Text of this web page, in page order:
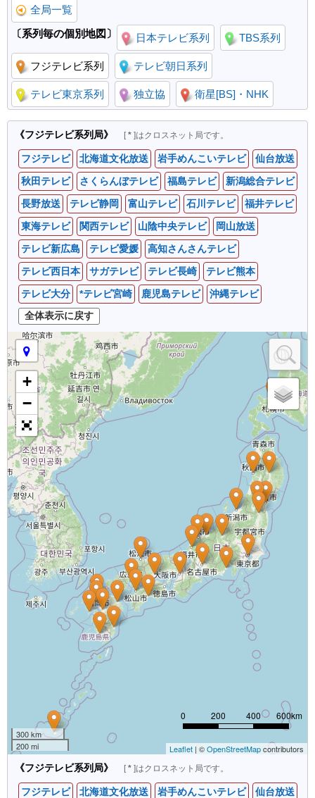
全局一覧
〔系列毎の個別地図〕
日本テレビ系列 TBS系列
フジテレビ系列 テレビ朝日系列
テレビ東京系列 独立協 衛星[BS]・NHK
《フジテレビ系列局》 [* ]はクロスネット局です。
フジテレビ 北海道文化放送 岩手めんこいテレビ
仙台放送
秋田テレビ
さくらんぼテレビ 福島テレビ
新潟総合テレビ
長野放送
テレビ静岡 富山テレビ 石川テレビ
福井テレビ
東海テレビ
関西テレビ 山陰中央テレビ
岡山放送
テレビ新広島
テレビ愛媛
高知さんさんテレビ
テレビ西日本
サガテレビ テレビ長崎
テレビ熊本
テレビ大分
*テレビ宮崎 鹿児島テレビ 沖縄テレビ
+
−
300 km
200 mi
200
0 400 600km
Leaflet | ©OpenStreetMapcontributors
《フジテレビ系列局》
[* ]はクロスネット局です。
フジテレビ 北海道文化放送 岩手めんこいテレビ
仙台放送